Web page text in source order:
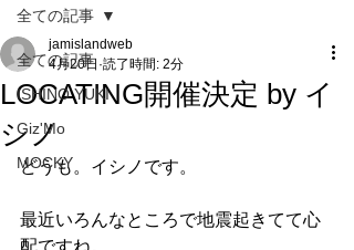
全ての記事
ISHINO YUKI
Giz'Mo
MOCKY
全ての記事
LOCATING開催決定 by イ
シノ
jamislandweb
4月20日 読了時間: 2分
どうも。イシノです。
最近いろんなところで地震起きてて心
配ですね。